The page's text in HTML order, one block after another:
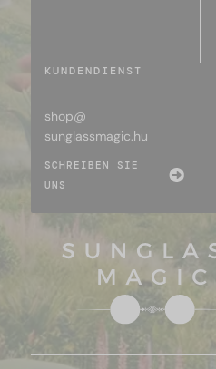
KUNDENDIENST
shop@
sunglassmagic.hu
SCHREIBEN SIE
UNS